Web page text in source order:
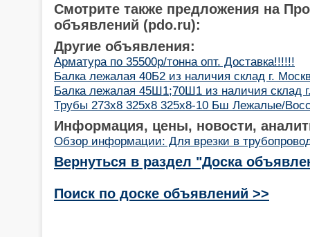
Смотрите также предложения на
объявлений (pdo.ru):
Другие объявления:
Арматура по 35500р/тонна опт. Доставка!!!!!!
Балка лежалая 40Б2 из наличия склад г.
Балка лежалая 45Ш1;70Ш1 из наличия склад
Трубы 273х8 325х8 325х8-10 Бш Лежалые/
Информация, цены, новости,
Обзор информации: Для врезки в
Вернуться в раздел "Доска
Поиск по доске объявлений >>